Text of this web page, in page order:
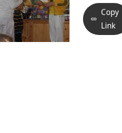
Copy
Link